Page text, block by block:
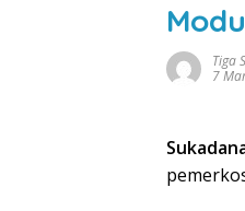
Tiga
7